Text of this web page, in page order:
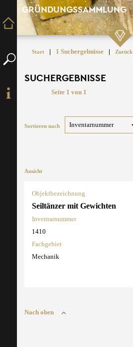
GRÜNDUNGSSAMMLUNG
Start | 1 Suchergebnisse | Zurück
SUCHERGEBNISSE
Seite 1 von 1
Sortieren nach
Ansicht
Objektbezeichnung
Seiltänzer mit Gewichten
Inventarnummer
1410
Fachgebiet
Mechanik
Nach oben